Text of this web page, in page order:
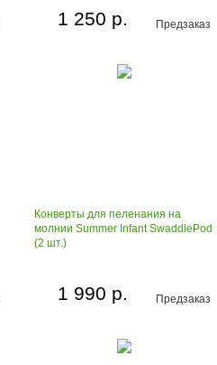
Предзаказ
1 250 р.
Конверты для пеленания на
молнии Summer Infant SwaddlePod
(2 шт.)
Предзаказ
1 990 р.